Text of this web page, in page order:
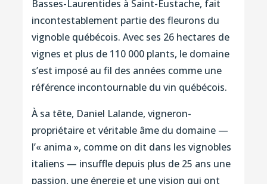
Basses-Laurentides à Saint-Eustache, fait
incontestablement partie des fleurons du
vignoble québécois. Avec ses 26 hectares de
vignes et plus de 110 000 plants, le domaine
s’est imposé au fil des années comme une
référence incontournable du vin québécois.
À sa tête, Daniel Lalande, vigneron-
propriétaire et véritable âme du domaine —
l’« anima », comme on dit dans les vignobles
italiens — insuffle depuis plus de 25 ans une
passion, une énergie et une vision qui ont